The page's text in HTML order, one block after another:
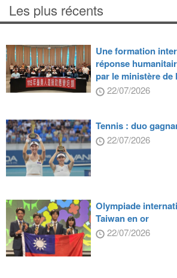
Les plus récents
Une formation
réponse
par le ministère de
22/07/2026
Tennis : duo
22/07/2026
Olympiade
Taiwan en or
22/07/2026